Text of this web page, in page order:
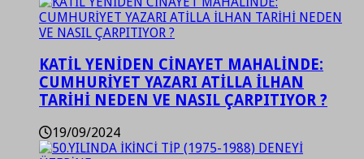
KATİL YENİDEN CİNAYET MAHALİNDE:
CUMHURİYET YAZARI ATİLLA İLHAN
TARİHİ NEDEN VE NASIL ÇARPITIYOR ?
19/09/2024